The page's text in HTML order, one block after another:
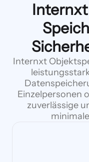
Internxt
Einzelpersonen
zuverlässige